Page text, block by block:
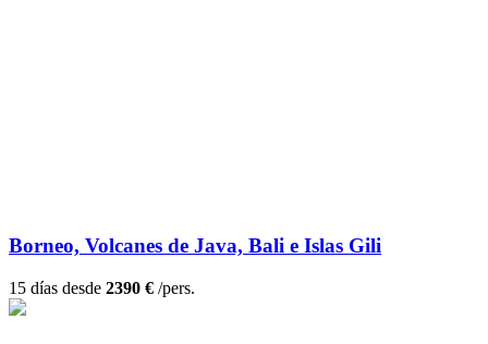
Borneo, Volcanes de Java, Bali e Islas Gili
15 días desde 2390 € /pers.